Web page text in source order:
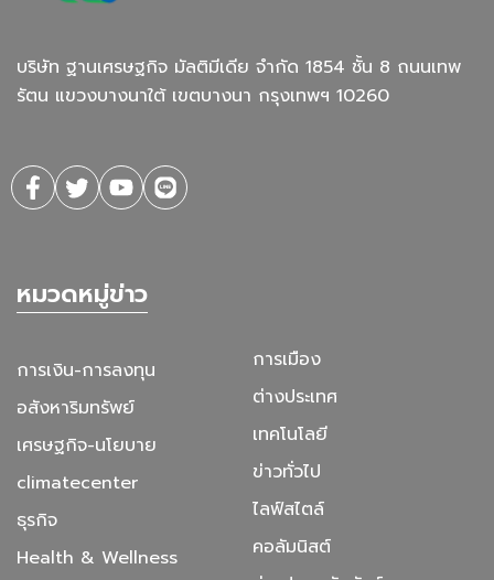
บริษัท ฐานเศรษฐกิจ มัลติมีเดีย จํากัด 1854 ชั้น 8 ถนนเทพ
รัตน แขวงบางนาใต้ เขตบางนา กรุงเทพฯ 10260
หมวดหมู่ข่าว
การเงิน-การลงทุน
อสังหาริมทรัพย์
เศรษฐกิจ-นโยบาย
climatecenter
ธุรกิจ
Health & Wellness
การเมือง
ต่างประเทศ
เทคโนโลยี
ข่าวทั่วไป
ไลฟ์สไตล์
คอลัมนิสต์